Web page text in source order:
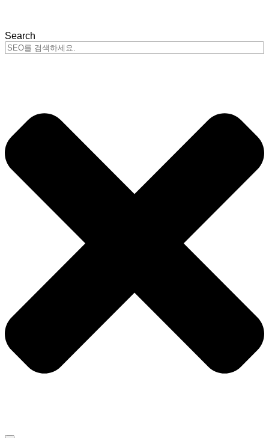
Search